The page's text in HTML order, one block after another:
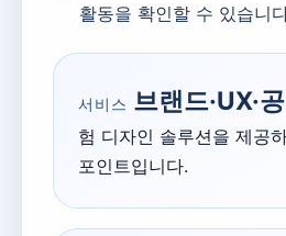
활동을 확인할 수 있습니
서비스 브랜드·UX·
험 디자인 솔루션을 제공
포인트입니다.